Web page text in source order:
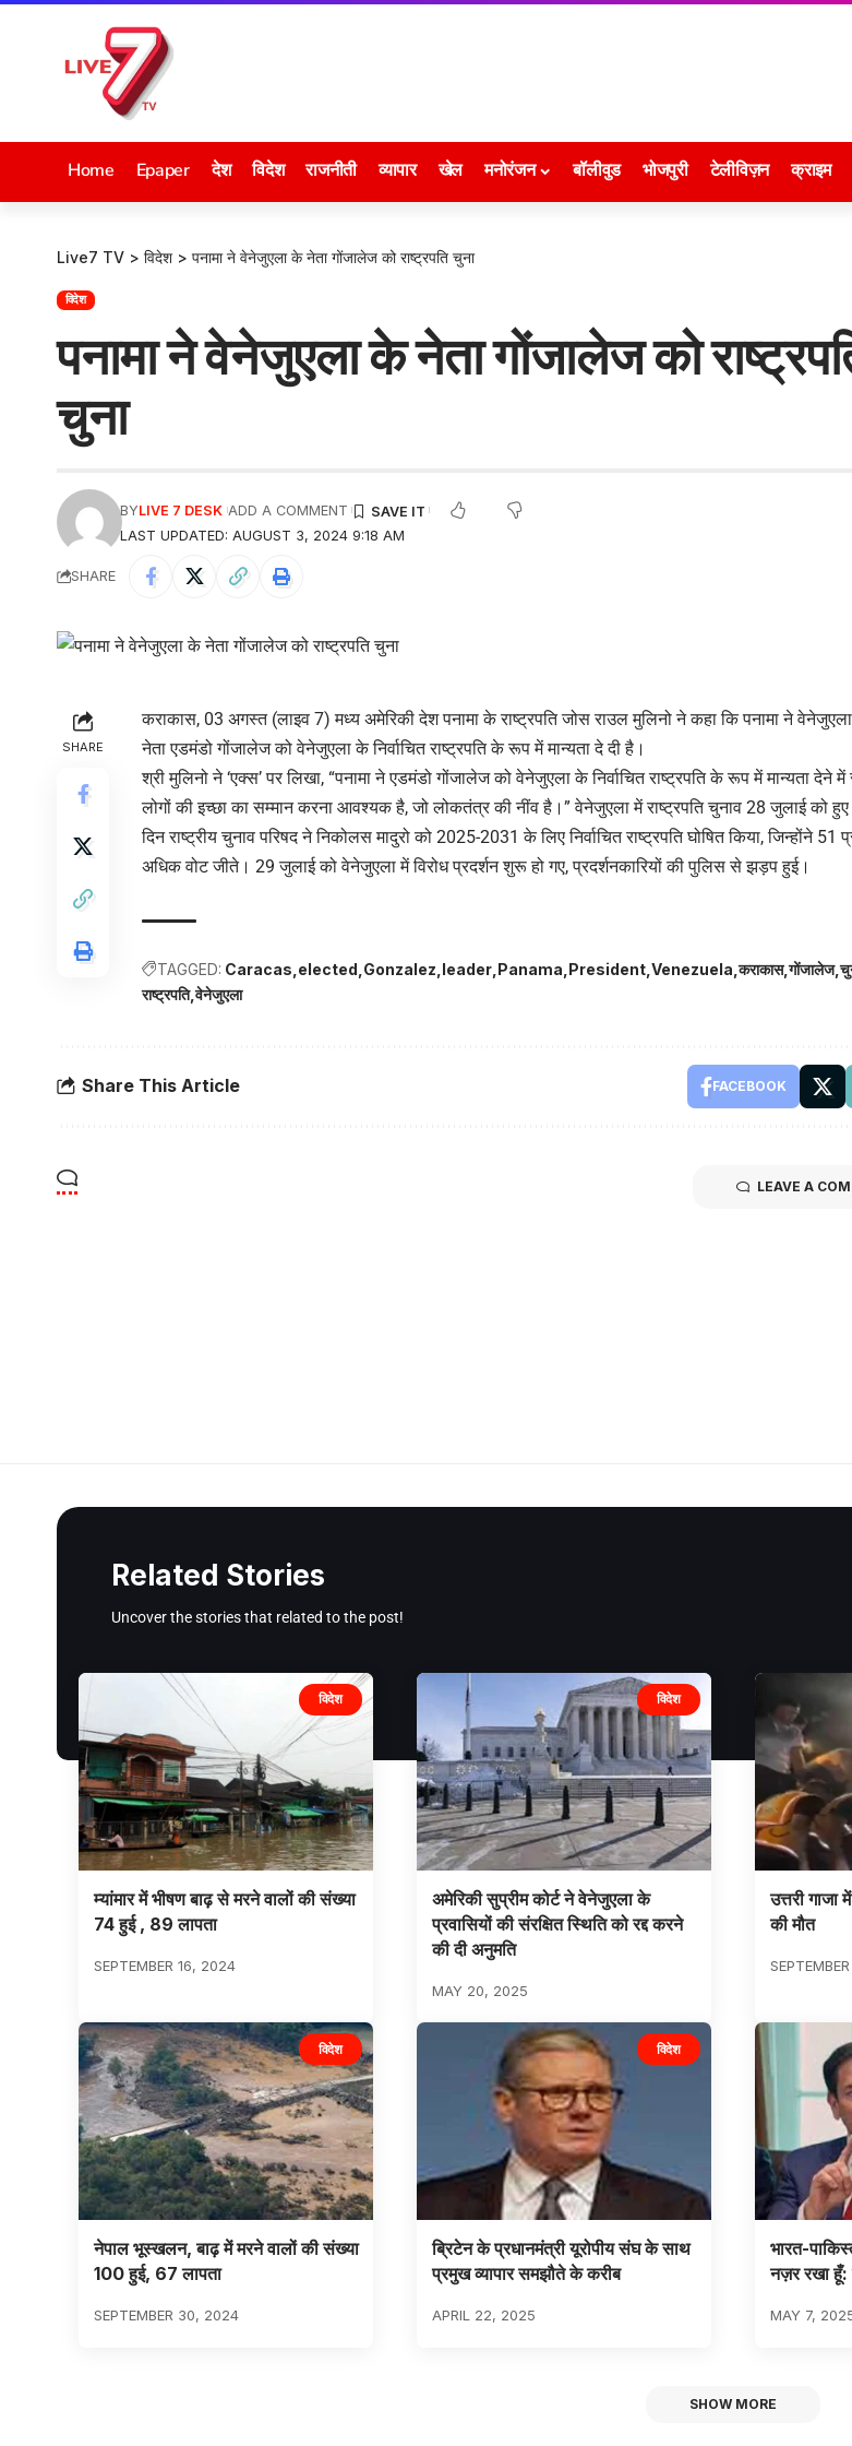
Home Epaper देश विदेश राजनीती व्यापार खेल मनोरंजन बॉलीवुड भोजपुरी टेलीविज़न क्राइम
Live7 TV > विदेश > पनामा ने वेनेजुएला के नेता गोंजालेज को राष्ट्रपति चुना
विदेश
पनामा ने वेनेजुएला के नेता गोंजालेज को
चुना
LAST UPDATED: AUGUST 3, 2024 9:18 AM
BYLIVE 7 DESK ADD A COMMENT
SHARE
SHARE
कराकास, 03 अगस्त (लाइव 7) मध्य अमेरिकी देश पनामा के राष्ट्रपति जोस राउल मुलिनो ने कहा कि पनामा ने वेनेजुएला
नेता एडमंडो गोंजालेज को वेनेजुएला के निर्वाचित राष्ट्रपति के रूप में मान्यता दे दी है।
श्री मुलिनो ने ‘एक्स’ पर लिखा, “पनामा ने एडमंडो गोंजालेज को वेनेजुएला के निर्वाचित राष्ट्रपति के रूप में मान्यता देने में
लोगों की इच्छा का सम्मान करना आवश्यक है, जो लोकतंत्र की नींव है।” वेनेजुएला में राष्ट्रपति चुनाव 28 जुलाई को
दिन राष्ट्रीय चुनाव परिषद ने निकोलस मादुरो को 2025-2031 के लिए निर्वाचित राष्ट्रपति घोषित किया, जिन्होंने 51
अधिक वोट जीते। 29 जुलाई को वेनेजुएला में विरोध प्रदर्शन शुरू हो गए, प्रदर्शनकारियों की पुलिस से झड़प हुई।
TAGGED: Caracas elected Gonzalez leader Panama President Venezuela कराकास गोंजालेज
राष्ट्रपति वेनेजुएला
Share This Article FACEBOOK
LEAVE A
Related Stories
Uncover the stories that related to the post!
विदेश
म्यांमार में भीषण बाढ़ से मरने वालों की संख्या
74 हुई , 89 लापता
SEPTEMBER 16, 2024
विदेश
अमेरिकी सुप्रीम कोर्ट ने वेनेजुएला के
प्रवासियों की संरक्षित स्थिति को रद्द करने
की दी अनुमति
MAY 20, 2025
उत्तरी
की मौत
विदेश
नेपाल भूस्खलन, बाढ़ में मरने वालों की संख्या
100 हुई, 67 लापता
SEPTEMBER 30, 2024
विदेश
ब्रिटेन के प्रधानमंत्री यूरोपीय संघ के साथ
प्रमुख व्यापार समझौते के करीब
APRIL 22, 2025
भारत-
नज़र रखा हूँ:
MAY 7,
SHOW MORE